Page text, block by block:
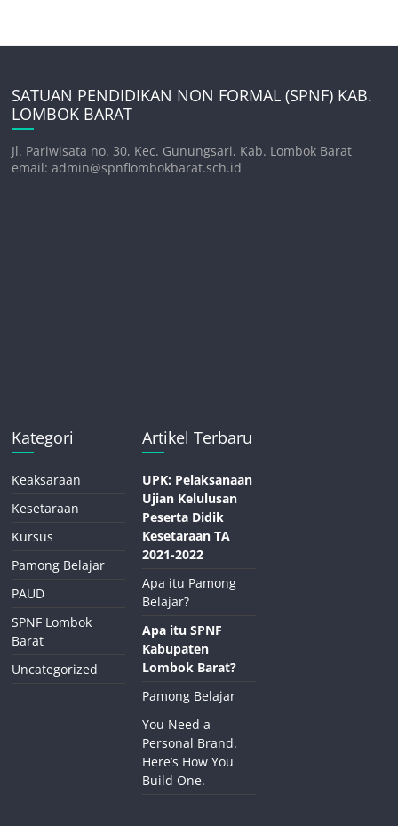
SATUAN PENDIDIKAN NON FORMAL (SPNF) KAB.
LOMBOK BARAT
Jl. Pariwisata no. 30, Kec. Gunungsari, Kab. Lombok Barat
email: admin@spnflombokbarat.sch.id
Kategori
Keaksaraan
Kesetaraan
Kursus
Pamong Belajar
PAUD
SPNF Lombok
Barat
Uncategorized
Artikel Terbaru
UPK: Pelaksanaan
Ujian Kelulusan
Peserta Didik
Kesetaraan TA
2021-2022
Apa itu Pamong
Belajar?
Apa itu SPNF
Kabupaten
Lombok Barat?
Pamong Belajar
You Need a
Personal Brand.
Here’s How You
Build One.